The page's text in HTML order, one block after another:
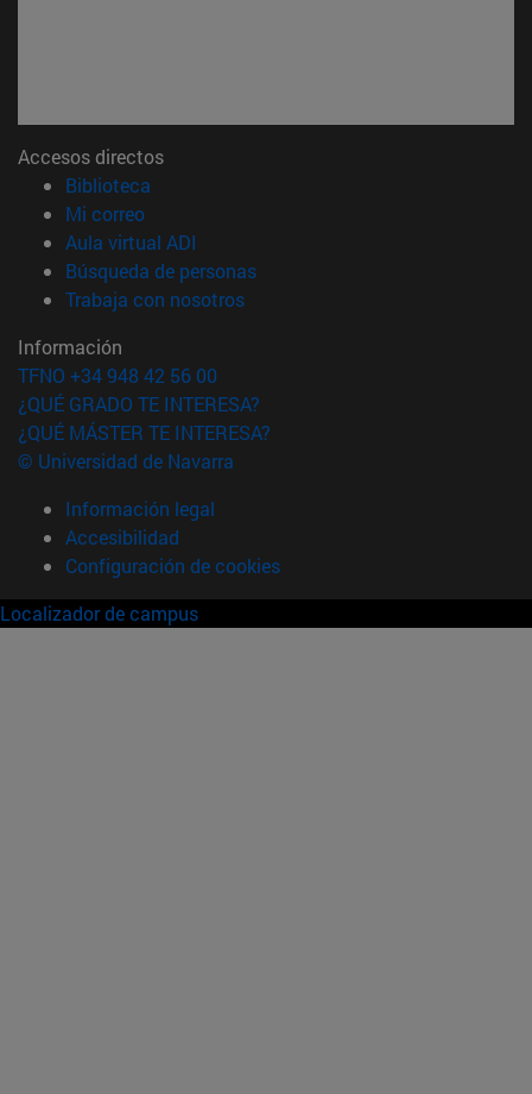
Accesos directos
Biblioteca
Mi correo(abre en nueva ventana)
Aula virtual ADI
Búsqueda de personas(abre en nueva ventana)
Trabaja con nosotros(abre en nueva ventana)
Información
TFNO +34 948 42 56 00
¿QUÉ GRADO TE INTERESA?
¿QUÉ MÁSTER TE INTERESA?
© Universidad de Navarra
Información legal
Accesibilidad
Configuración de cookies
Localizador de campus